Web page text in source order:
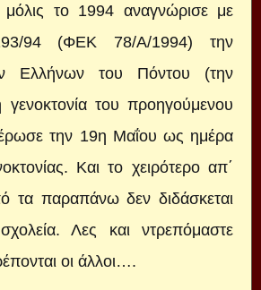
το 1994 αναγνώρισε με
94 (ΦΕΚ 78/Α/1994) την
Ελλήνων του Πόντου (την
γενοκτονία του προηγούμενου
την 19η Μαΐου ως ημέρα
Και το χειρότερο απ΄
τα παραπάνω δεν διδάσκεται
Λες και ντρεπόμαστε
οι άλλοι….